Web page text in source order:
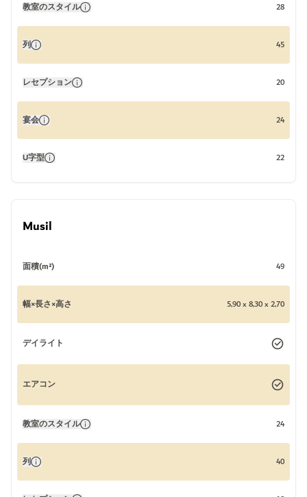
教室のスタイル 28
列 45
レセプション 20
宴会 24
U字型 22
Musil
面積(m²) 49
幅×長さ×高さ 5,90 x 8,30 x 2,70
デイライト
エアコン
教室のスタイル 24
列 40